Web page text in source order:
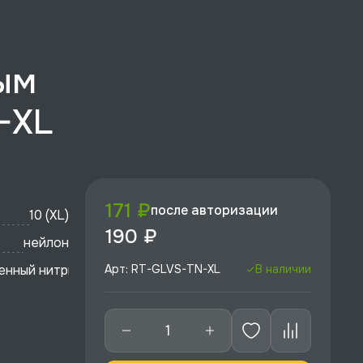
10 (XL)
нейлон
нитрил
171 ₽после авторизации
190 ₽
Арт: RT-GLVS-TN-XL В наличии